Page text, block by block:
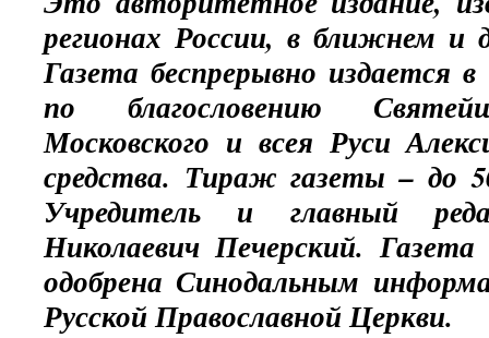
регионах России, в ближнем и
Газета беспрерывно издается
по благословению
Московского и всея Руси
средства. Тираж газеты – до
Учредитель и главный
Николаевич Печерский.
одобрена Синодальным
Русской Православной Церкви.